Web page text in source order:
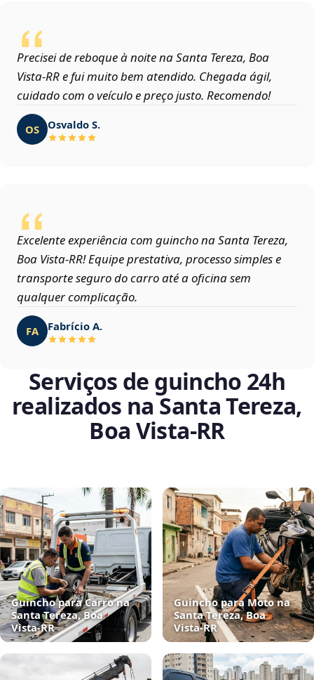
Precisei de reboque à noite na Santa Tereza, Boa
Vista‑RR e fui muito bem atendido. Chegada ágil,
cuidado com o veículo e preço justo. Recomendo!
OS Osvaldo S.
Excelente experiência com guincho na Santa Tereza,
Boa Vista‑RR! Equipe prestativa, processo simples e
transporte seguro do carro até a oficina sem
qualquer complicação.
FA Fabrício A.
Serviços de guincho 24h
realizados na Santa Tereza,
Boa Vista‑RR
Guincho para Carro na
Santa Tereza, Boa
Vista‑RR
Guincho para Moto na
Santa Tereza, Boa
Vista‑RR